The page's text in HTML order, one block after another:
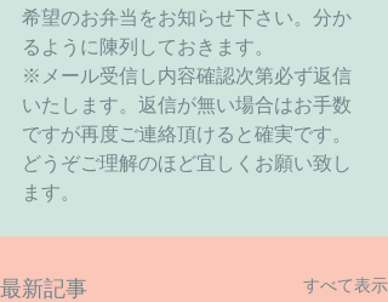
希望のお弁当をお知らせ下さい。分か
るように陳列しておきます。
※メール受信し内容確認次第必ず返信
いたします。返信が無い場合はお手数
ですが再度ご連絡頂けると確実です。
どうぞご理解のほど宜しくお願い致し
ます。
最新記事 すべて表示